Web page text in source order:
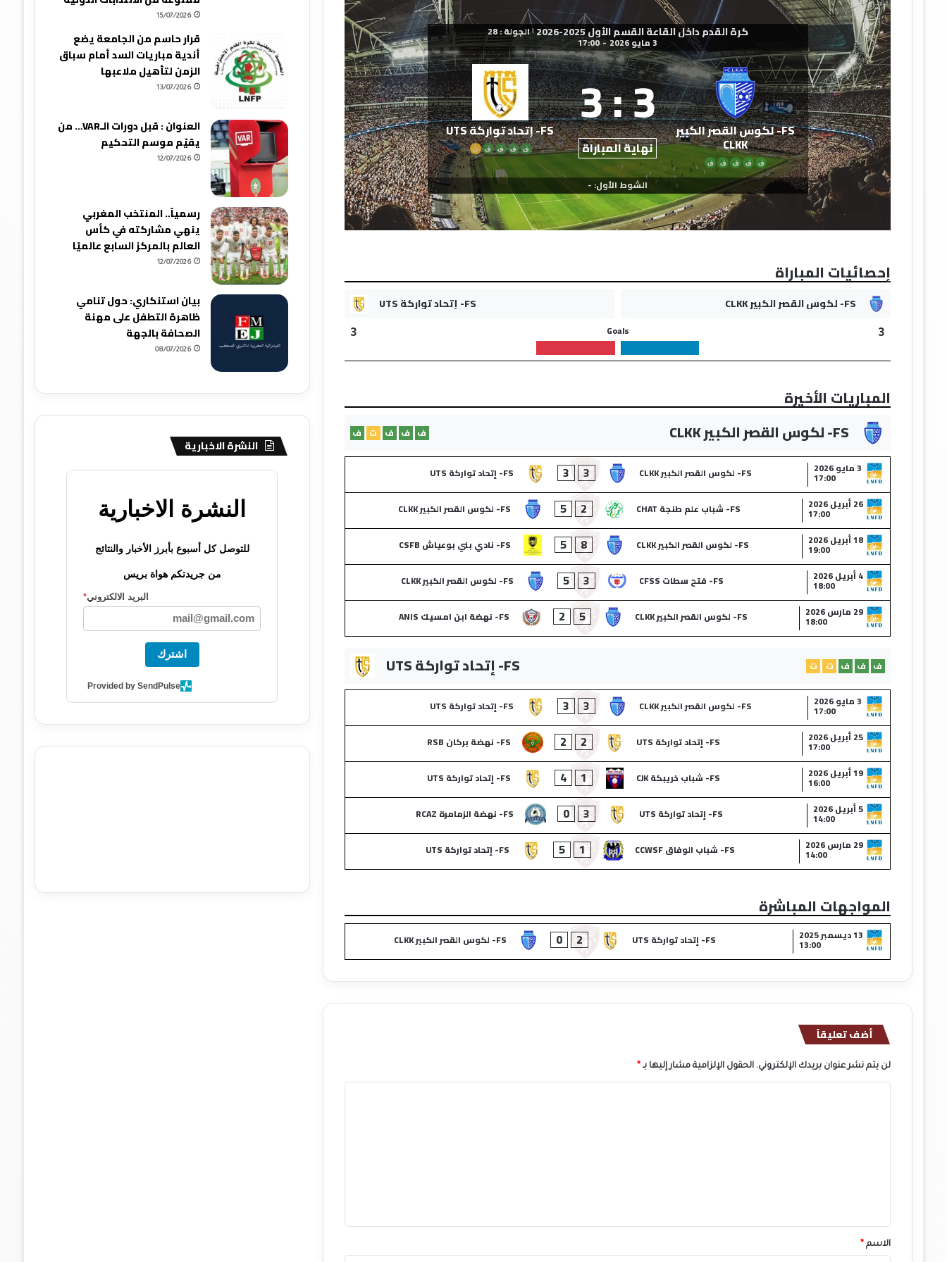
كرة القدم داخل القاعة القسم الأول 2025-2026 | الجولة : 28
3 مايو 2026 -
17:00
FS- لكوس القصر الكبير
CLKK
ف ف ف ف ف
3
:
3
نهاية المباراة
FS- إتحاد تواركة UTS
ف ف ف ف ت
الشوط الأول: -
إحصائيات المباراة
FS- لكوس القصر الكبير CLKK FS- إتحاد تواركة UTS
3
Goals
3
المباريات الأخيرة
FS- لكوس القصر الكبير CLKK
ف ف ف ت ف
3 مايو 2026
17:00 FS- لكوس القصر الكبير CLKK 3
3
FS- إتحاد تواركة UTS
26 أبريل 2026
17:00 FS- شباب علم طنجة CHAT 2
5
FS- لكوس القصر الكبير CLKK
18 أبريل 2026
19:00 FS- لكوس القصر الكبير CLKK 8
5
FS- نادي بني بوعياش CSFB
4 أبريل 2026
18:00 FS- فتح سطات CFSS 3
5
FS- لكوس القصر الكبير CLKK
29 مارس 2026
18:00 FS- لكوس القصر الكبير CLKK 5
2 FS- نهضة ابن امسيك ANIS
FS- إتحاد تواركة UTS ف ف ف ت ت
3 مايو 2026
17:00 FS- لكوس القصر الكبير CLKK 3
3
FS- إتحاد تواركة UTS
25 أبريل 2026
17:00 FS- إتحاد تواركة UTS 2
2
FS- نهضة بركان RSB
19 أبريل 2026
16:00 FS- شباب خريبكة CJK 1
4
FS- إتحاد تواركة UTS
5 أبريل 2026
14:00 FS- إتحاد تواركة UTS 3
0
FS- نهضة الزمامرة RCAZ
29 مارس 2026
14:00 FS- شباب الوفاق CCWSF 1
5 FS- إتحاد تواركة UTS
المواجهات المباشرة
13 ديسمبر 2025
13:00 FS- إتحاد تواركة UTS 2
0 FS- لكوس القصر الكبير CLKK
أضف تعليقاً
لن يتم نشر عنوان بريدك الإلكتروني. الحقول الإلزامية مشار إليها بـ *
*
الاسم *
15/07/2026
قرار حاسم من الجامعة يضع
أندية مباريات السد أمام سباق
الزمن لتأهيل ملاعبها
13/07/2026
العنوان : قبل دورات الـVAR… من
يقيّم موسم التحكيم
12/07/2026
رسمياً.. المنتخب المغربي
ينهي مشاركته في كأس
العالم بالمركز السابع عالميًا
12/07/2026
بيان استنكاري: حول تنامي
ظاهرة التطفل على مهنة
الصحافة بالجهة
08/07/2026
النشرة الاخبارية
النشرة الاخبارية
للتوصل كل أسبوع بأبرز الأخبار والنتائج
من جريدتكم هواة بريس
البريد الالكتروني*
اشترك
Provided by SendPulse